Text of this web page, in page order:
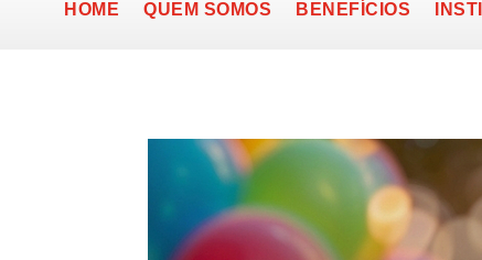
HOME QUEM SOMOS BENEFÍCIOS